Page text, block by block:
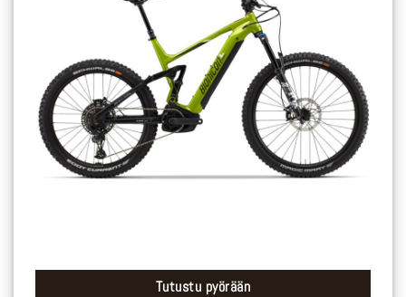
Tutustu pyörään